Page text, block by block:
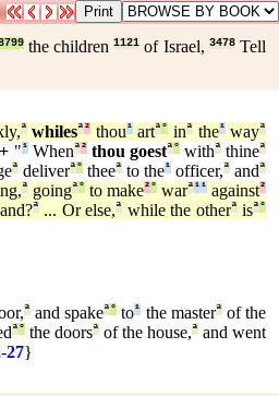
the children1121 of Israel, 3478Tell
ª whilesª² thou¹artª° inª the¹wayª
+ "¹Whenª² thou goestª° withª thineª
ªdeliverª°theeªto the¹officer,ª andª
ª goingª°to make²°warª¹¹ against²
ª ... Or else,ª while the otherª isª°
ªand spakeª° to¹ the masterªof the
ª°the doorsªof the house,ª and went
-27}